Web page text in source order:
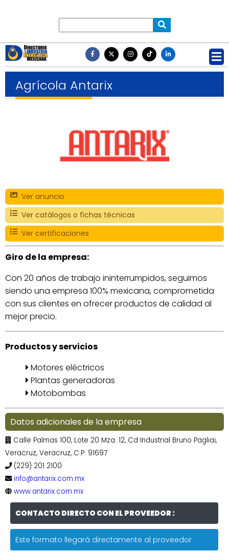
Agrícola Antarix
Ver anuncio
Ver catálogos o fichas técnicas
Ver certificaciones
Giro de la empresa:
Con 20 años de trabajo ininterrumpidos, seguimos
siendo una empresa 100% mexicana, comprometida
con sus clientes en ofrecer productos de calidad al
mejor precio.
Productos y servicios
Motores eléctricos
Plantas generadoras
Motobombas
Datos adicionales de la empresa
Calle Palmas 100, Lote 20 Mza. 12, Cd Industrial Bruno Pagliai,
Veracruz, Veracruz, C.P. 91697
(229) 201 2100
info@antarix.com.mx
www.antarix.com.mx
CONTACTO DIRECTO CON EL PROVEEDOR :
Este formato llegará directamente al proveedor